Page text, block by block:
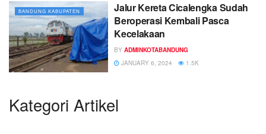
BANDUNG KABUPATEN
Jalur Kereta Cicalengka Sudah
Beroperasi Kembali Pasca
Kecelakaan
BY ADMINKOTABANDUNG
JANUARY 6, 2024
1.5K
Kategori Artikel